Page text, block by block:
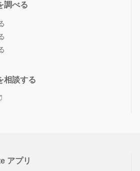
調べる
相談する
アプリ